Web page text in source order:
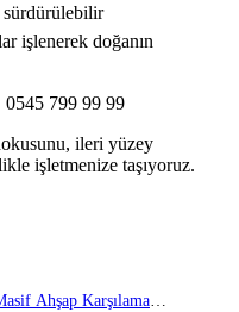
işlenerek doğanın
799 99 99
ileri yüzey
işletmenize taşıyoruz.
Ahşap Karşılama